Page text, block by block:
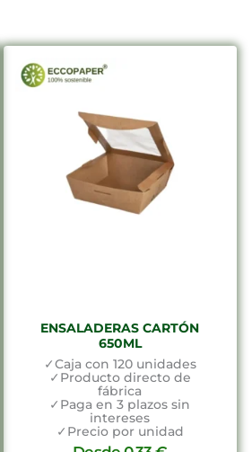
ENSALADERAS CARTÓN
650ML
✓Caja con 120 unidades
✓Producto directo de
fábrica
✓Paga en 3 plazos sin
intereses
✓Precio por unidad